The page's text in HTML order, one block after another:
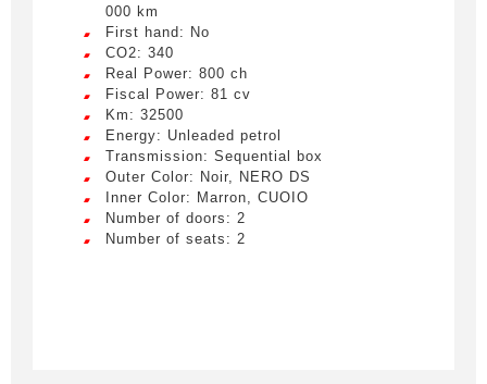
000 km
First hand: No
CO2: 340
Real Power: 800 ch
Fiscal Power: 81 cv
Km: 32500
Energy: Unleaded petrol
Transmission: Sequential box
Outer Color: Noir, NERO DS
Inner Color: Marron, CUOIO
Number of doors: 2
Number of seats: 2